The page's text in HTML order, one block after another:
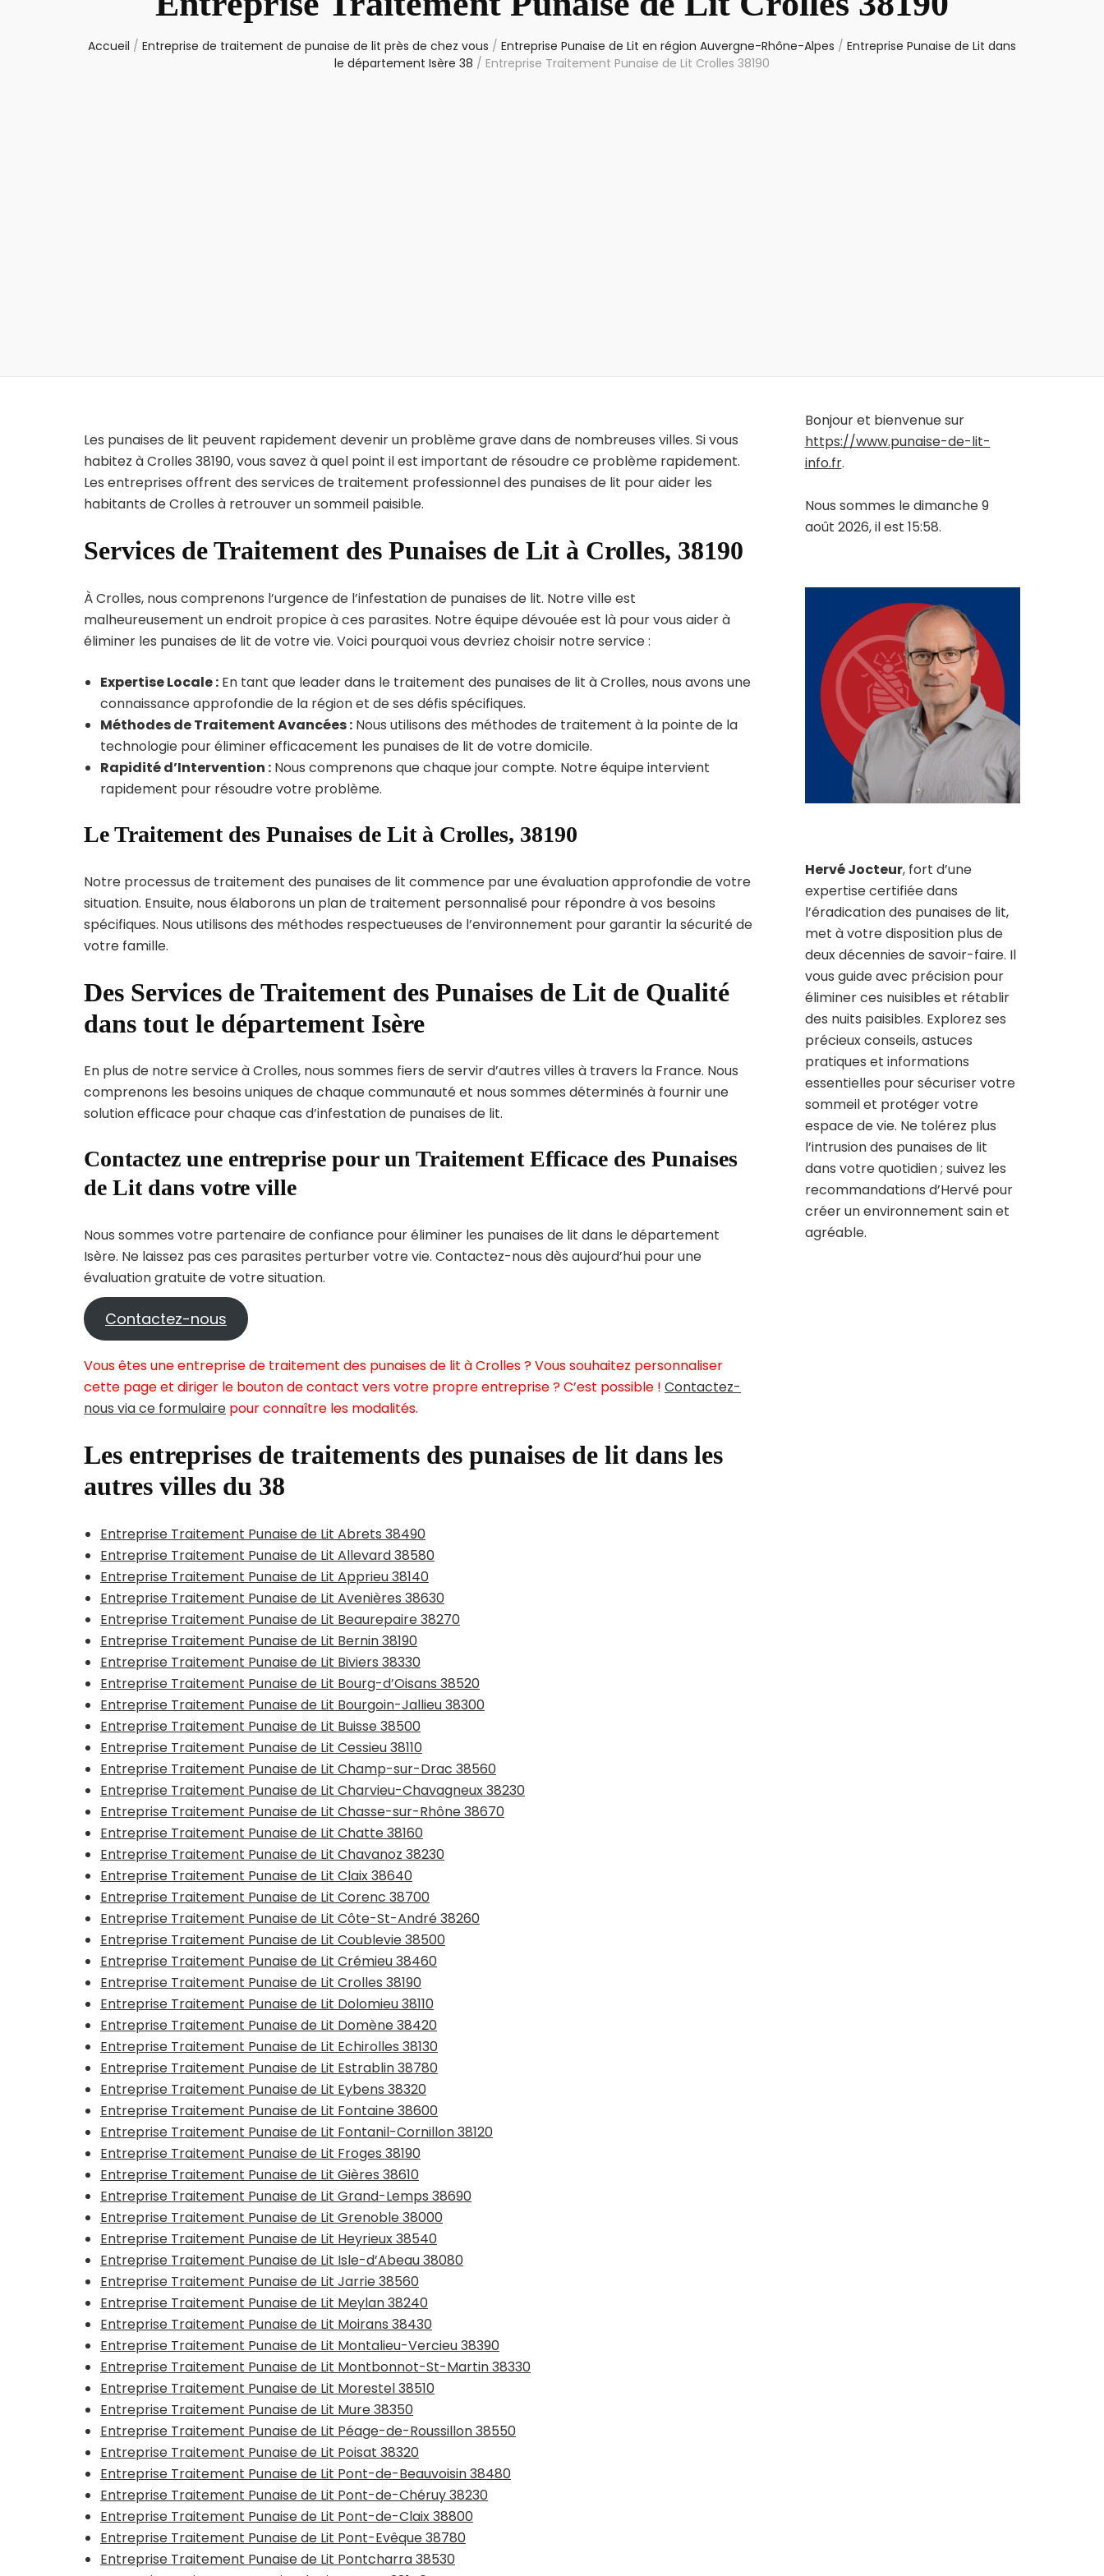
Accueil / Entreprise de traitement de punaise de lit près de chez vous / Entreprise Punaise de Lit en région Auvergne-Rhône-Alpes / Entreprise Punaise de Lit dans
le département Isère 38 / Entreprise Traitement Punaise de Lit Crolles 38190
Les punaises de lit peuvent rapidement devenir un problème grave dans de nombreuses villes. Si vous
habitez à Crolles 38190, vous savez à quel point il est important de résoudre ce problème rapidement.
Les entreprises offrent des services de traitement professionnel des punaises de lit pour aider les
habitants de Crolles à retrouver un sommeil paisible.
Services de Traitement des Punaises de Lit à Crolles, 38190
À Crolles, nous comprenons l’urgence de l’infestation de punaises de lit. Notre ville est
malheureusement un endroit propice à ces parasites. Notre équipe dévouée est là pour vous aider à
éliminer les punaises de lit de votre vie. Voici pourquoi vous devriez choisir notre service :
Expertise Locale : En tant que leader dans le traitement des punaises de lit à Crolles, nous avons une
connaissance approfondie de la région et de ses défis spécifiques.
Méthodes de Traitement Avancées : Nous utilisons des méthodes de traitement à la pointe de la
technologie pour éliminer efficacement les punaises de lit de votre domicile.
Rapidité d’Intervention : Nous comprenons que chaque jour compte. Notre équipe intervient
rapidement pour résoudre votre problème.
Le Traitement des Punaises de Lit à Crolles, 38190
Notre processus de traitement des punaises de lit commence par une évaluation approfondie de votre
situation. Ensuite, nous élaborons un plan de traitement personnalisé pour répondre à vos besoins
spécifiques. Nous utilisons des méthodes respectueuses de l’environnement pour garantir la sécurité de
votre famille.
Des Services de Traitement des Punaises de Lit de Qualité
dans tout le département Isère
En plus de notre service à Crolles, nous sommes fiers de servir d’autres villes à travers la France. Nous
comprenons les besoins uniques de chaque communauté et nous sommes déterminés à fournir une
solution efficace pour chaque cas d’infestation de punaises de lit.
Contactez une entreprise pour un Traitement Efficace des Punaises
de Lit dans votre ville
Nous sommes votre partenaire de confiance pour éliminer les punaises de lit dans le département
Isère. Ne laissez pas ces parasites perturber votre vie. Contactez-nous dès aujourd’hui pour une
évaluation gratuite de votre situation.
Contactez-nous
Vous êtes une entreprise de traitement des punaises de lit à Crolles ? Vous souhaitez personnaliser
cette page et diriger le bouton de contact vers votre propre entreprise ? C’est possible ! Contactez-
nous via ce formulaire pour connaître les modalités.
Les entreprises de traitements des punaises de lit dans les
autres villes du 38
Entreprise Traitement Punaise de Lit Abrets 38490
Entreprise Traitement Punaise de Lit Allevard 38580
Entreprise Traitement Punaise de Lit Apprieu 38140
Entreprise Traitement Punaise de Lit Avenières 38630
Entreprise Traitement Punaise de Lit Beaurepaire 38270
Entreprise Traitement Punaise de Lit Bernin 38190
Entreprise Traitement Punaise de Lit Biviers 38330
Entreprise Traitement Punaise de Lit Bourg-d’Oisans 38520
Entreprise Traitement Punaise de Lit Bourgoin-Jallieu 38300
Entreprise Traitement Punaise de Lit Buisse 38500
Entreprise Traitement Punaise de Lit Cessieu 38110
Entreprise Traitement Punaise de Lit Champ-sur-Drac 38560
Entreprise Traitement Punaise de Lit Charvieu-Chavagneux 38230
Entreprise Traitement Punaise de Lit Chasse-sur-Rhône 38670
Entreprise Traitement Punaise de Lit Chatte 38160
Entreprise Traitement Punaise de Lit Chavanoz 38230
Entreprise Traitement Punaise de Lit Claix 38640
Entreprise Traitement Punaise de Lit Corenc 38700
Entreprise Traitement Punaise de Lit Côte-St-André 38260
Entreprise Traitement Punaise de Lit Coublevie 38500
Entreprise Traitement Punaise de Lit Crémieu 38460
Entreprise Traitement Punaise de Lit Crolles 38190
Entreprise Traitement Punaise de Lit Dolomieu 38110
Entreprise Traitement Punaise de Lit Domène 38420
Entreprise Traitement Punaise de Lit Echirolles 38130
Entreprise Traitement Punaise de Lit Estrablin 38780
Entreprise Traitement Punaise de Lit Eybens 38320
Entreprise Traitement Punaise de Lit Fontaine 38600
Entreprise Traitement Punaise de Lit Fontanil-Cornillon 38120
Entreprise Traitement Punaise de Lit Froges 38190
Entreprise Traitement Punaise de Lit Gières 38610
Entreprise Traitement Punaise de Lit Grand-Lemps 38690
Entreprise Traitement Punaise de Lit Grenoble 38000
Entreprise Traitement Punaise de Lit Heyrieux 38540
Entreprise Traitement Punaise de Lit Isle-d’Abeau 38080
Entreprise Traitement Punaise de Lit Jarrie 38560
Entreprise Traitement Punaise de Lit Meylan 38240
Entreprise Traitement Punaise de Lit Moirans 38430
Entreprise Traitement Punaise de Lit Montalieu-Vercieu 38390
Entreprise Traitement Punaise de Lit Montbonnot-St-Martin 38330
Entreprise Traitement Punaise de Lit Morestel 38510
Entreprise Traitement Punaise de Lit Mure 38350
Entreprise Traitement Punaise de Lit Péage-de-Roussillon 38550
Entreprise Traitement Punaise de Lit Poisat 38320
Entreprise Traitement Punaise de Lit Pont-de-Beauvoisin 38480
Entreprise Traitement Punaise de Lit Pont-de-Chéruy 38230
Entreprise Traitement Punaise de Lit Pont-de-Claix 38800
Entreprise Traitement Punaise de Lit Pont-Evêque 38780
Entreprise Traitement Punaise de Lit Pontcharra 38530
Bonjour et bienvenue sur
https://www.punaise-de-lit-
info.fr.
Nous sommes le dimanche 9
août 2026, il est 15:58.
Hervé Jocteur, fort d’une
expertise certifiée dans
l’éradication des punaises de lit,
met à votre disposition plus de
deux décennies de savoir-faire. Il
vous guide avec précision pour
éliminer ces nuisibles et rétablir
des nuits paisibles. Explorez ses
précieux conseils, astuces
pratiques et informations
essentielles pour sécuriser votre
sommeil et protéger votre
espace de vie. Ne tolérez plus
l’intrusion des punaises de lit
dans votre quotidien ; suivez les
recommandations d’Hervé pour
créer un environnement sain et
agréable.